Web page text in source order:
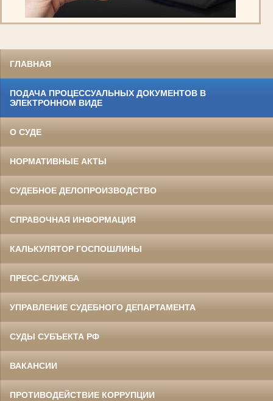
ГЛАВНАЯ
ПОДАЧА ПРОЦЕССУАЛЬНЫХ ДОКУМЕНТОВ В
ЭЛЕКТРОННОМ ВИДЕ
О СУДЕ
НОРМАТИВНЫЕ АКТЫ
СУДЕБНОЕ ДЕЛОПРОИЗВОДСТВО
СПРАВОЧНАЯ ИНФОРМАЦИЯ
КАЛЬКУЛЯТОР ГОСПОШЛИНЫ
ПРЕСС-СЛУЖБА
УПРАВЛЕНИЕ СУДЕБНОГО ДЕПАРТАМЕНТА
СУДЫ СУБЪЕКТА РФ
ВАКАНСИИ
ПРОТИВОДЕЙСТВИЕ КОРРУПЦИИ